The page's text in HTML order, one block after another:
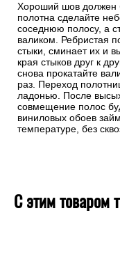
Хороший шов должен
полотна сделайте
соседнюю полосу, а
валиком. Ребристая
стыки, сминает их и
края стыков друг к
снова прокатайте
раз. Переход
ладонью. После
совмещение полос
виниловых обоев
температуре, без
С этим товаром